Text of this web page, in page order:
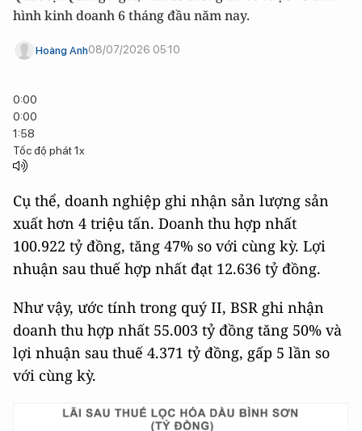
hình kinh doanh 6 tháng đầu năm nay.
Hoàng Anh08/07/2026 05:10
0:00
0:00
1:58
Tốc độ phát1x
Cụ thể, doanh nghiệp ghi nhận sản lượng sản
xuất hơn 4 triệu tấn. Doanh thu hợp nhất
100.922 tỷ đồng, tăng 47% so với cùng kỳ. Lợi
nhuận sau thuế hợp nhất đạt 12.636 tỷ đồng.
Như vậy, ước tính trong quý II, BSR ghi nhận
doanh thu hợp nhất 55.003 tỷ đồng tăng 50% và
lợi nhuận sau thuế 4.371 tỷ đồng, gấp 5 lần so
với cùng kỳ.